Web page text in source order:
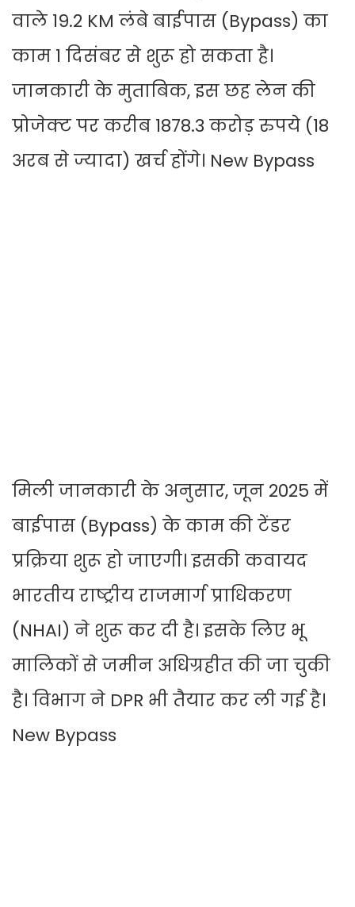
वाले 19.2 KM लंबे बाईपास (Bypass) का
काम 1 दिसंबर से शुरू हो सकता है।
जानकारी के मुताबिक, इस छह लेन की
प्रोजेक्ट पर करीब 1878.3 करोड़ रुपये (18
अरब से ज्यादा) खर्च होंगे। New Bypass
मिली जानकारी के अनुसार, जून 2025 में
बाईपास (Bypass) के काम की टेंडर
प्रक्रिया शुरू हो जाएगी। इसकी कवायद
भारतीय राष्ट्रीय राजमार्ग प्राधिकरण
(NHAI) ने शुरू कर दी है। इसके लिए भू
मालिकों से जमीन अधिग्रहीत की जा चुकी
है। विभाग ने DPR भी तैयार कर ली गई है।
New Bypass